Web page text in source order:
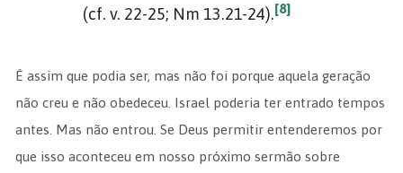
(cf. v. 22-25; Nm 13.21-24).[8]
É assim que podia ser, mas não foi porque aquela geração
não creu e não obedeceu. Israel poderia ter entrado tempos
antes. Mas não entrou. Se Deus permitir entenderemos por
que isso aconteceu em nosso próximo sermão sobre